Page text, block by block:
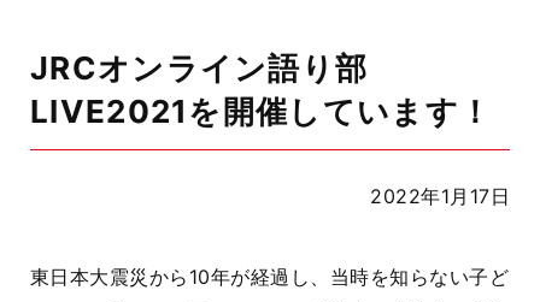
JRCオンライン語り部
LIVE2021を開催しています！
2022年1月17日
東日本大震災から10年が経過し、当時を知らない子ど